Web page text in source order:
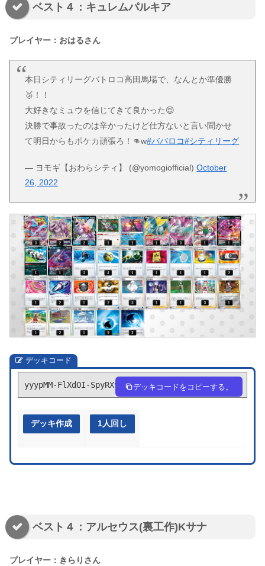
ベスト４：キュレムパルキア
プレイヤー：おはるさん
本日シティリーグバトロコ高田馬場で、なんとか準優勝
🥈！！
大好きなミュウを信じてきて良かった😌
決勝で事故ったのは辛かったけど仕方ないと言い聞かせ
て明日からもポケカ頑張ろ！👊w#ババロコ#シティリーグ
— ヨモギ【おわらシティ】 (@yomogiofficial)October
26, 2022
デッキコード
yyypMM-FlXdOI-SpyRXy デッキコードをコピーする。
デッキ作成 1人回し
ベスト４：アルセウス(裏工作)Kサナ
プレイヤー：きらりさん